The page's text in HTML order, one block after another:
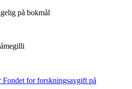
på bokmål
for forskningsavgift på